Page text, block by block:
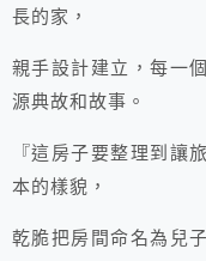
長的家，
親手設計建立，每一
源典故和故事。
『這房子要整理到讓
本的樣貌，
乾脆把房間命名為兒